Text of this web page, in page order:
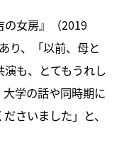
の女房』（2019
り、「以前、母と
も、とてもうれし
学の話や同時期に
さいました」と、